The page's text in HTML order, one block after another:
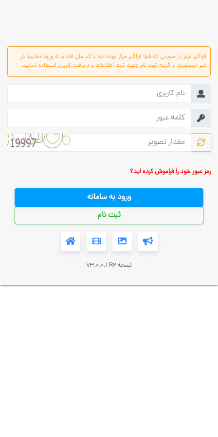
فراگیر عزیز در صورتی که قبلا فراگیر مرکز بوده اید با کد ملی اقدام به ورود نمایید در
غیر اینصورت از گزینه ثبت نام جهت ثبت اطلاعات و دریافت کاربری استفاده نمایید
رمز عبور خود را فراموش کرده اید؟
ورود به سامانه
ثبت نام
نسخه v3.0.0.1 R2